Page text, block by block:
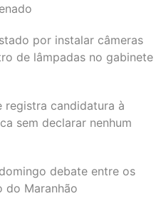
por instalar câmeras
de lâmpadas no gabinete
registra candidatura à
sem declarar nenhum
debate entre os
do Maranhão